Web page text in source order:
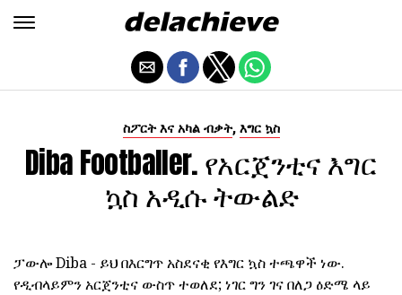
ስፖርት እና አካል ብቃት, እግር ኳስ
Diba Footballer. የአርጀንቲና እግር
ኳስ አዲሱ ትውልድ
ፓውሎ Diba - ይህ በእርግጥ አስደናቂ የእግር ኳስ ተጫዋች ነው.
የዲብላይምን አርጀንቲና ውስጥ ተወለደ; ነገር ግን ገና በለጋ ዕድሜ ላይ